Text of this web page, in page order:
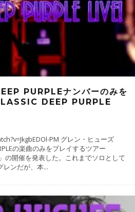
PURPLEナンバーのみを
DEEP PURPLE
PM グレン・ヒューズ
の楽曲のみをプレイするツアー
」の開催を発表した。これまでソロとして
レンだが、本...